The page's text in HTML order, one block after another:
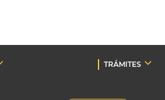
TRÁMITES